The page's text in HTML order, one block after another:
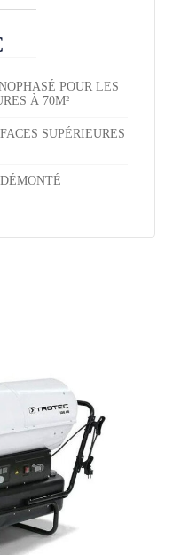
POUR LES
À 70M²
SUPÉRIEURES